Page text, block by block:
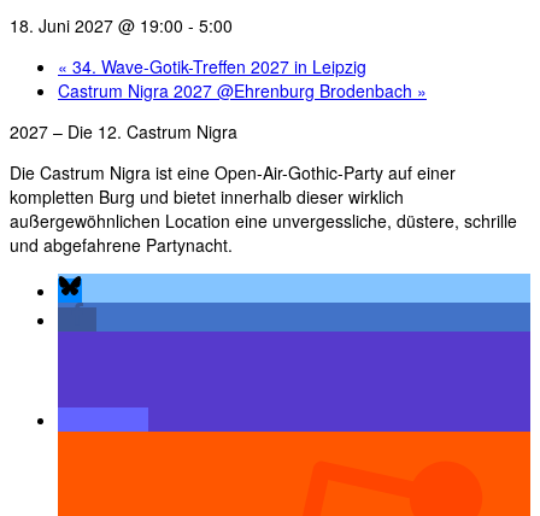
18. Juni 2027 @ 19:00 - 5:00
« 34. Wave-Gotik-Treffen 2027 in Leipzig
Castrum Nigra 2027 @Ehrenburg Brodenbach »
2027 – Die 12. Castrum Nigra
Die Castrum Nigra ist eine Open-Air-Gothic-Party auf einer
kompletten Burg und bietet innerhalb dieser wirklich
außergewöhnlichen Location eine unvergessliche, düstere, schrille
und abgefahrene Partynacht.